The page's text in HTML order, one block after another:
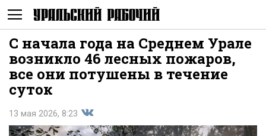
Не
С начала года на Среднем Урале
возникло 46 лесных пожаров,
все они потушены в течение
суток
13 мая 2026, 8:23